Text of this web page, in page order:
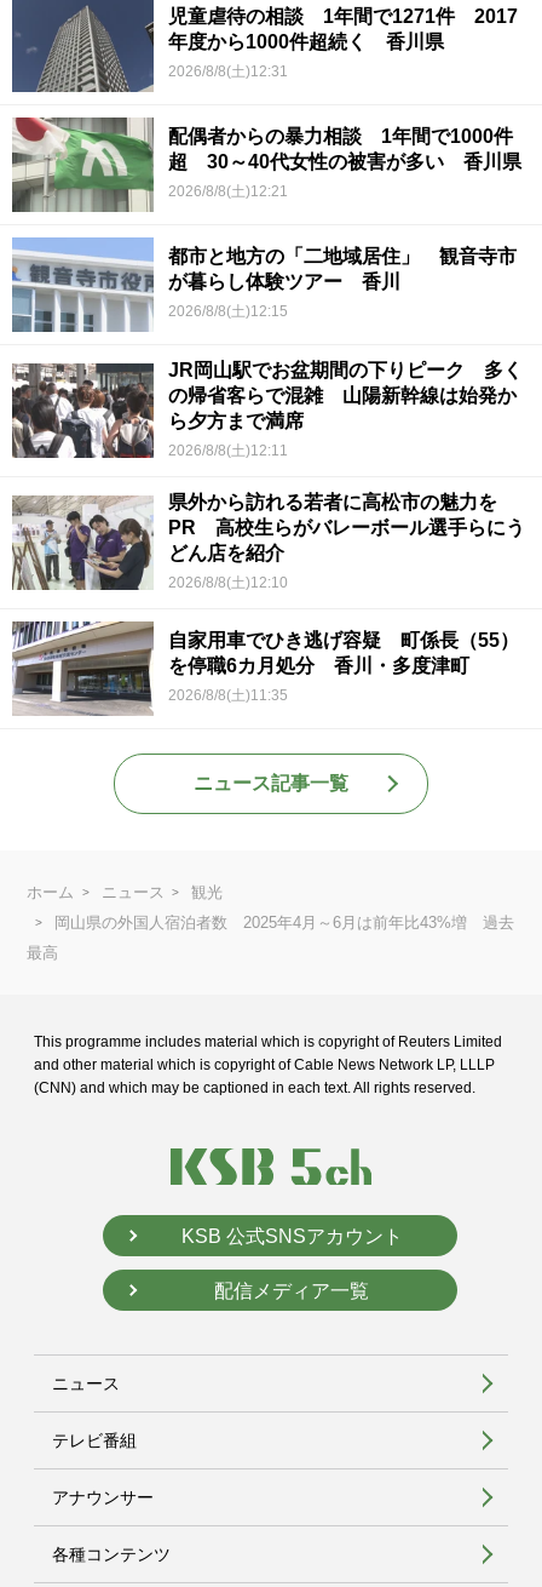
児童虐待の相談 1年間で1271件 2017
年度から1000件超続く 香川県
2026/8/8(土)12:31
配偶者からの暴力相談 1年間で1000件
超 30～40代女性の被害が多い 香川県
2026/8/8(土)12:21
都市と地方の「二地域居住」 観音寺市
が暮らし体験ツアー 香川
2026/8/8(土)12:15
JR岡山駅でお盆期間の下りピーク 多く
の帰省客らで混雑 山陽新幹線は始発か
ら夕方まで満席
2026/8/8(土)12:11
県外から訪れる若者に高松市の魅力を
PR 高校生らがバレーボール選手らにう
どん店を紹介
2026/8/8(土)12:10
自家用車でひき逃げ容疑 町係長（55）
を停職6カ月処分 香川・多度津町
2026/8/8(土)11:35
ニュース記事一覧
ホーム ニュース
観光
岡山県の外国人宿泊者数 2025年4月～6月は前年比43%増 過去
最高
This programme includes material which is copyright of Reuters Limited
and other material which is copyright of Cable News Network LP, LLLP
(CNN) and which may be captioned in each text. All rights reserved.
KSB 公式SNSアカウント
配信メディア一覧
ニュース
テレビ番組
アナウンサー
各種コンテンツ